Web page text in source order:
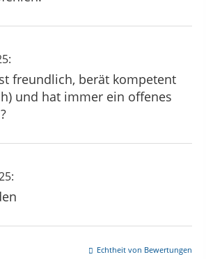
freundlich, berät kompetent
und hat immer ein offenes
Echtheit von Bewertungen